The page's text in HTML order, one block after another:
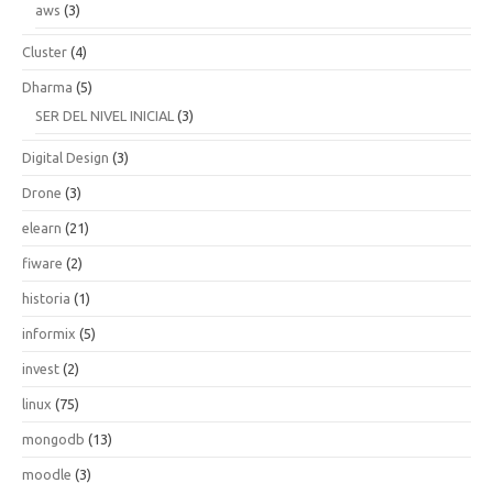
aws (3)
Cluster (4)
Dharma (5)
SER DEL NIVEL INICIAL (3)
Digital Design (3)
Drone (3)
elearn (21)
fiware (2)
historia (1)
informix (5)
invest (2)
linux (75)
mongodb (13)
moodle (3)